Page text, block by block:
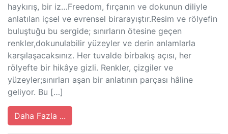
haykırış, bir iz…Freedom, fırçanın ve dokunun diliyle
anlatılan içsel ve evrensel birarayıştır.Resim ve rölyefin
buluştuğu bu sergide; sınırların ötesine geçen
renkler,dokunulabilir yüzeyler ve derin anlamlarla
karşılaşacaksınız. Her tuvalde birbakış açısı, her
rölyefte bir hikâye gizli. Renkler, çizgiler ve
yüzeyler;sınırları aşan bir anlatının parçası hâline
geliyor. Bu […]
Daha Fazla ...